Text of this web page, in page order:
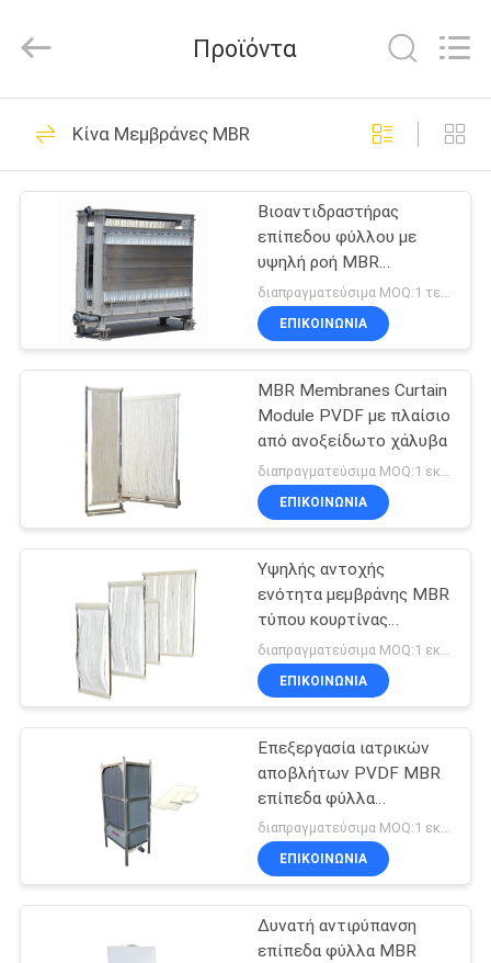
ΣΠΊΤΙ
ΠΡΟΪΌΝΤΑ
ΠΕΡΊΠΟΥ
ΕΜΕΊΣ
ΓΎΡΟΣ
ΕΡΓΟΣΤΑΣΊΩΝ
ΠΟΙΟΤΙΚΌΣ
ΈΛΕΓΧΟΣ
ΕΛΆΤΕ
ΕΠΑΦΉ
ΜΕ
ΕΙΔΉΣΕΙΣ
ΖΗΤΉΣΤΕ
ΈΝΑ
ΑΠΌΣΠΑΣΜΑ
Technology
All
Reserved.
Σύστημα
επεξεργασίας
νερού αντίστροφης
όσμωσης
83
Συστήματα
αντίστροφης
όσμωσης σε δοχεία
28
Στάκοι EDI Suez
54
ΔΕΥ UF Μεμβράνες
98
Προϊόντα
Κίνα Μεμβράνες MBR
Βιοαντιδραστήρας
επίπεδου φύλλου με
υψηλή ροή MBR
μεμβράνες για
επεξεργασία αστικών
λυμάτων
διαπραγματεύσιμα MOQ:1 τεμάχιο
ΕΠΙΚΟΙΝΩΝΙΑ
MBR Membranes Curtain
Module PVDF με πλαίσιο
από ανοξείδωτο χάλυβα
ΕΠΙΚΟΙΝΩΝΙΑ
Υψηλής αντοχής
ενότητα μεμβράνης MBR
τύπου κουρτίνας
ενισχυμένη με PVDF για
επεξεργασία λυμάτων
ΕΠΙΚΟΙΝΩΝΙΑ
Επεξεργασία ιατρικών
αποβλήτων PVDF MBR
επίπεδα φύλλα
Μεμβράνες υψηλής
πίεσης
διαπραγματεύσιμα MOQ:1 εκατ.
ΕΠΙΚΟΙΝΩΝΙΑ
Δυνατή αντιρύπανση
επίπεδα φύλλα MBR